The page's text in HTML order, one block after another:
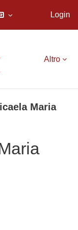
Login
Altro
Maria